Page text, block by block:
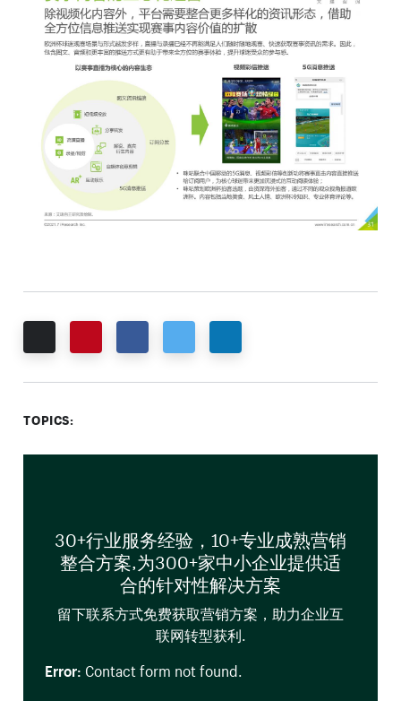
TOPICS:
30+行业服务经验，10+专业成熟营销
整合方案,为300+家中小企业提供适
合的针对性解决方案
留下联系方式免费获取营销方案，助力企业互
联网转型获利.
Error: Contact form not found.